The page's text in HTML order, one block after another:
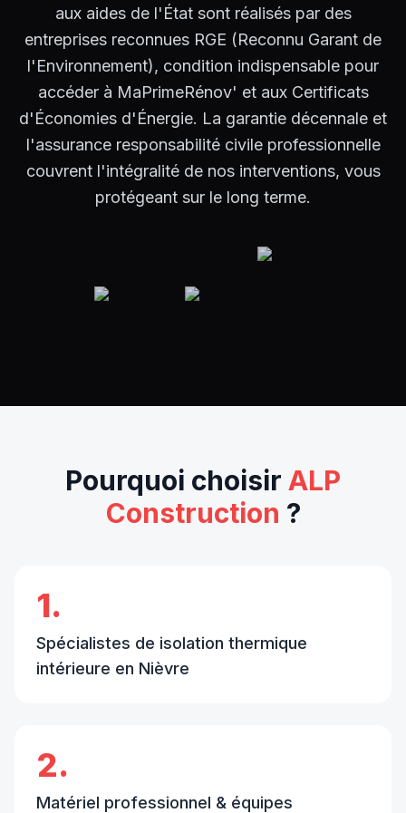
aux aides de l'État sont réalisés par des
entreprises reconnues RGE (Reconnu Garant de
l'Environnement), condition indispensable pour
accéder à MaPrimeRénov' et aux Certificats
d'Économies d'Énergie. La garantie décennale et
l'assurance responsabilité civile professionnelle
couvrent l'intégralité de nos interventions, vous
protégeant sur le long terme.
Pourquoi choisir ALP
Construction ?
1.
Spécialistes de isolation thermique
intérieure en Nièvre
2.
Matériel professionnel & équipes